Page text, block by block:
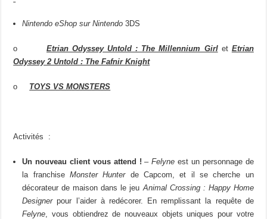
Nintendo eShop sur Nintendo 3DS
o Etrian Odyssey Untold : The Millennium Girlet Etrian
Odyssey 2 Untold : The Fafnir Knight
o TOYS VS MONSTERS
Activités :
Un nouveau client vous attend ! –Felyne est un personnage de
la franchise Monster Hunterde Capcom, et il se cherche un
décorateur de maison dans le jeu Animal Crossing : Happy Home
Designer pour l’aider à redécorer. En remplissant la requête de
Felyne , vous obtiendrez de nouveaux objets uniques pour votre